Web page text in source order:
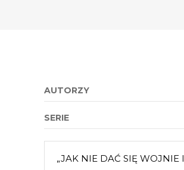
AUTORZY
SERIE
„JAK NIE DAĆ SIĘ WOJNIE I